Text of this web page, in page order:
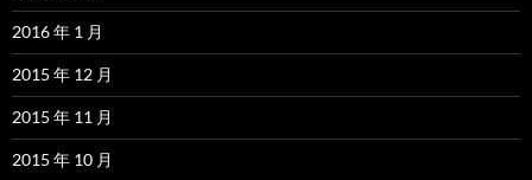
2016 年 1 月
2015 年 12 月
2015 年 11 月
2015 年 10 月